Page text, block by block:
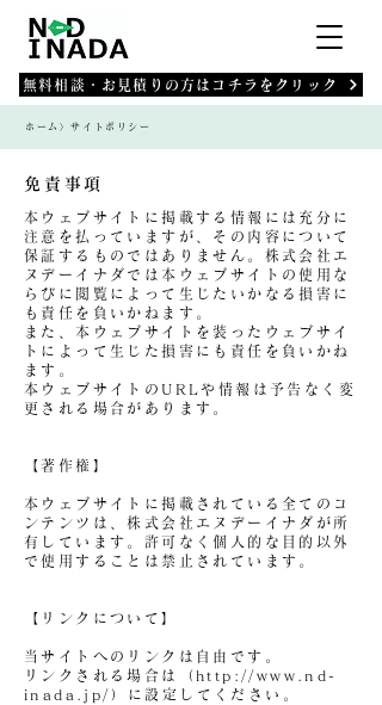
無料相談・お見積りの方はコチラをクリック
ホーム〉サイトポリシー
免責事項
本ウェブサイトに掲載する情報には充分に
注意を払っていますが、その内容について
保証するものではありません。株式会社エ
ヌデーイナダでは本ウェブサイトの使用な
らびに閲覧によって生じたいかなる損害に
も責任を負いかねます。
また、本ウェブサイトを装ったウェブサイ
トによって生じた損害にも責任を負いかね
ます。
本ウェブサイトのURLや情報は予告なく変
更される場合があります。
【著作権】
本ウェブサイトに掲載されている全てのコ
ンテンツは、株式会社エヌデーイナダが所
有しています。許可なく個人的な目的以外
で使用することは禁止されています。
【リンクについて】
当サイトへのリンクは自由です。
リンクされる場合は（ http://www.nd-
inada.jp/） に設定してください。